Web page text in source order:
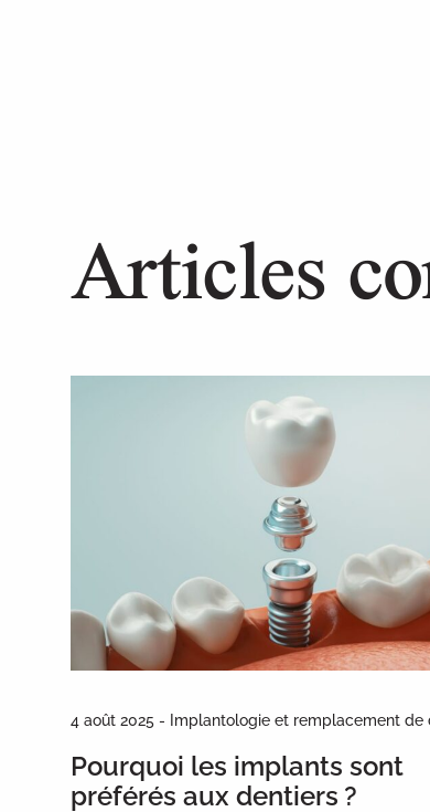
Articles
4 août 2025 - Implantologie et remplacement de
Pourquoi les implants sont
préférés aux dentiers ?